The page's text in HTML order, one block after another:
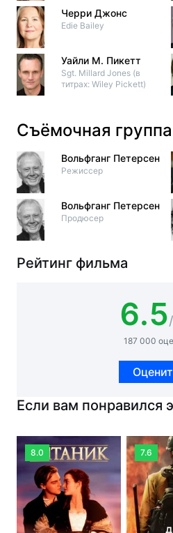
Черри Джонс
Edie Bailey
Уайли М. Пикетт
Sgt. Millard Jones (в
титрах: Wiley Pickett)
Съёмочная группа
Вольфганг Петерсен
Режиссер
Вольфганг Петерсен
Продюсер
Рейтинг фильма
6.5
187 000
Если вам понравился
8.0 7.6